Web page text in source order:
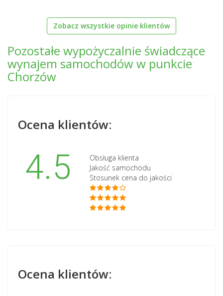
Zobacz wszystkie opinie klientów
Pozostałe wypożyczalnie świadczące
wynajem samochodów w punkcie
Chorzów
Ocena klientów:
4.5
Obsługa klienta
Jakość samochodu
Stosunek cena do jakości
Ocena klientów: